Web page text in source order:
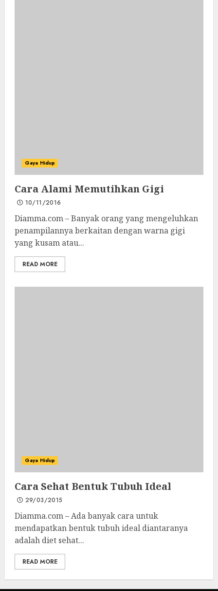
Gaya Hidup
Cara Alami Memutihkan Gigi
10/11/2016
Diamma.com – Banyak orang yang mengeluhkan
penampilannya berkaitan dengan warna gigi
yang kusam atau...
READ MORE
Gaya Hidup
Cara Sehat Bentuk Tubuh Ideal
29/03/2015
Diamma.com – Ada banyak cara untuk
mendapatkan bentuk tubuh ideal diantaranya
adalah diet sehat...
READ MORE